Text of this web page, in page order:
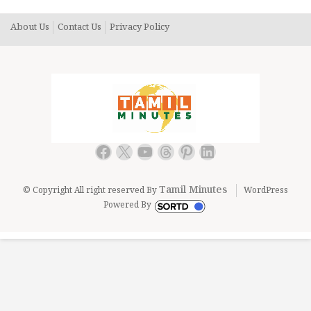
About Us Contact Us Privacy Policy
Facebook
X YouTube
Threads
Pinterest
LinkedIn
© Copyright All right reserved ByTamil Minutes
WordPress
Powered By